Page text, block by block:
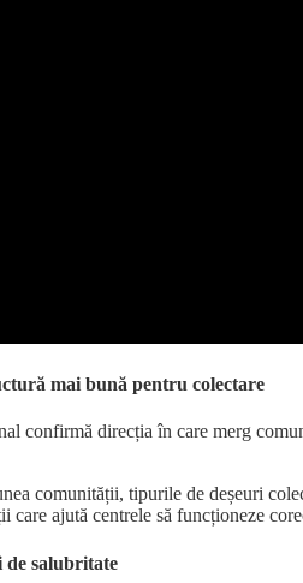
mai bună pentru colectare
confirmă direcția în care merg
comunității, tipurile de deșeuri
ajută centrele să funcționeze
de salubritate